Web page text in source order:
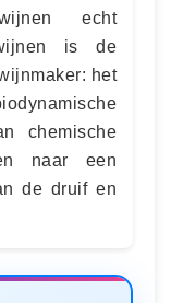
echt
is de
het
chemische
naar een
de druif en